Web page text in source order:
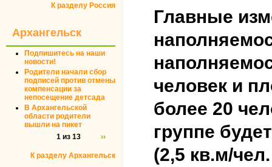
К разделу Россия
Архангельск
Подпишитесь на наши
новости!
Родители начали сбор
подписей против отмены
компенсации за
непосещение детсада
В Архангельской
области родители
вышли на пикет
1 из 13
››
К разделу Архангельск
Главные
человек и
более 20
группе
(2,5 кв.м/